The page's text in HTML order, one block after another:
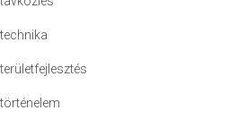
technika
területfejlesztés
történelem